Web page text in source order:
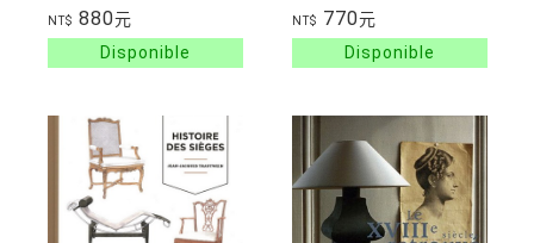
NT$ 880元
ANCIENS ET VINTAGES -
DECAPER, REPARER,
TRANSFORMER
NT$ 770元